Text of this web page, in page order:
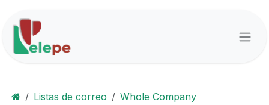
Listas de correo
Whole Company